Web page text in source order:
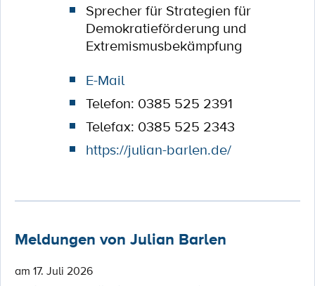
Sprecher für Strategien für
Demokratieförderung und
Extremismusbekämpfung
E-Mail
Telefon: 0385 525 2391
Telefax: 0385 525 2343
https://julian-barlen.de/
Meldungen von Julian Barlen
am 17. Juli 2026